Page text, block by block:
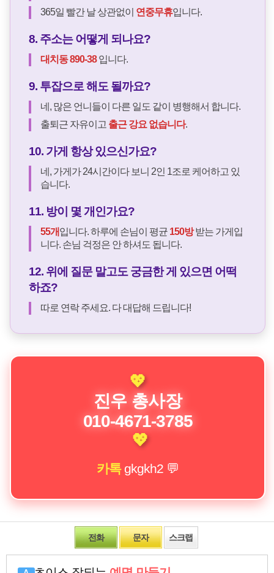
365일 빨간 날 상관없이 연중무휴입니다.
8. 주소는 어떻게 되나요?
대치동 890-38입니다.
9. 투잡으로 해도 될까요?
네, 많은 언니들이 다른 일도 같이 병행해서 합니다.
출퇴근 자유이고 출근 강요 없습니다.
10. 가게 항상 있으신가요?
네, 가게가 24시간이다 보니 2인 1조로 케어하고 있
습니다.
11. 방이 몇 개인가요?
55개입니다. 하루에 손님이 평균 150방받는 가게입
니다. 손님 걱정은 안 하셔도 됩니다.
12. 위에 질문 말고도 궁금한 게 있으면 어떡
하죠?
따로 연락 주세요. 다 대답해 드립니다!
💖
진우 총사장
010-4671-3785
💖
카톡 gkgkh2 💬
전화 문자 스크랩